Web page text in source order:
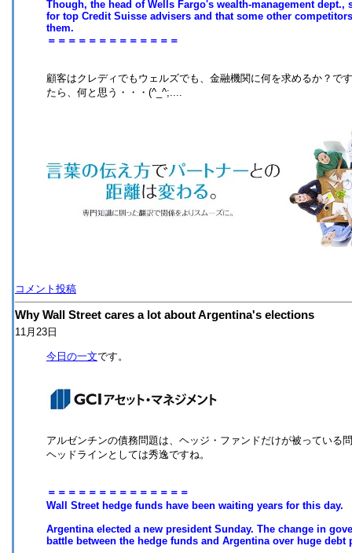
Though, the head of Wells Fargo's wealth-management dept.,
for top Credit Suisse advisers and that some other
them.
＝＝＝＝＝＝＝＝＝＝＝＝＝
顧客はクレディでもウェルズでも、金融機関に何を求めるか？で
たら、何と思う・・・(^_^;....
コメント投稿
Why Wall Street cares a lot about Argentina's elections
11月23日
今日の一文です。
アルゼンチンの債務問題は、ヘッジ・ファンドだけが被っている
ヘッドラインとしては秀逸ですね。
＝＝＝＝＝＝＝＝＝＝＝＝＝＝
Wall Street hedge funds have been waiting years for this day.
Argentina elected a new president Sunday. The change in
battle between the hedge funds and Argentina over huge debt